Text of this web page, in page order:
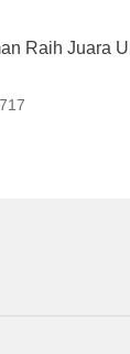
Raih Juara
717